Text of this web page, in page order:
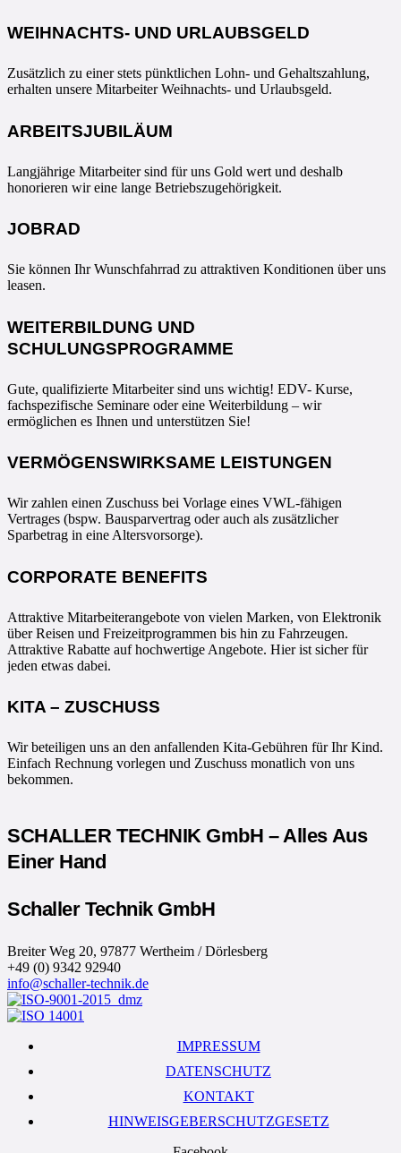
WEIHNACHTS- UND URLAUBSGELD
Zusätzlich zu einer stets pünktlichen Lohn- und Gehaltszahlung,
erhalten unsere Mitarbeiter Weihnachts- und Urlaubsgeld.
ARBEITSJUBILÄUM
Langjährige Mitarbeiter sind für uns Gold wert und deshalb
honorieren wir eine lange Betriebszugehörigkeit.
JOBRAD
Sie können Ihr Wunschfahrrad zu attraktiven Konditionen über uns
leasen.
WEITERBILDUNG UND
SCHULUNGSPROGRAMME
Gute, qualifizierte Mitarbeiter sind uns wichtig! EDV- Kurse,
fachspezifische Seminare oder eine Weiterbildung – wir
ermöglichen es Ihnen und unterstützen Sie!
VERMÖGENSWIRKSAME LEISTUNGEN
Wir zahlen einen Zuschuss bei Vorlage eines VWL-fähigen
Vertrages (bspw. Bausparvertrag oder auch als zusätzlicher
Sparbetrag in eine Altersvorsorge).
CORPORATE BENEFITS
Attraktive Mitarbeiterangebote von vielen Marken, von Elektronik
über Reisen und Freizeitprogrammen bis hin zu Fahrzeugen.
Attraktive Rabatte auf hochwertige Angebote. Hier ist sicher für
jeden etwas dabei.
KITA – ZUSCHUSS
Wir beteiligen uns an den anfallenden Kita-Gebühren für Ihr Kind.
Einfach Rechnung vorlegen und Zuschuss monatlich von uns
bekommen.
SCHALLER TECHNIK GmbH – Alles Aus
Einer Hand
Schaller Technik GmbH
Breiter Weg 20, 97877 Wertheim / Dörlesberg
+49 (0) 9342 92940
info@schaller-technik.de
IMPRESSUM
DATENSCHUTZ
KONTAKT
HINWEISGEBERSCHUTZGESETZ